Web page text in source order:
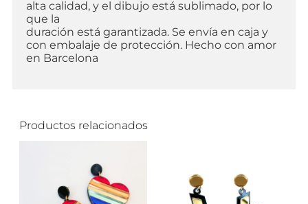
alta calidad, y el dibujo está sublimado, por lo
que la
duración está garantizada. Se envía en caja y
con embalaje de protección. Hecho con amor
en Barcelona
Productos relacionados